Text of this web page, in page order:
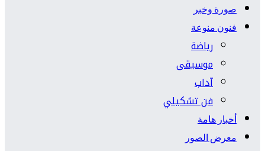
صورة وخبر
فنون منوعة
رياضة
موسيقى
آداب
فن تشكيلي
أخبار هامة
معرض الصور